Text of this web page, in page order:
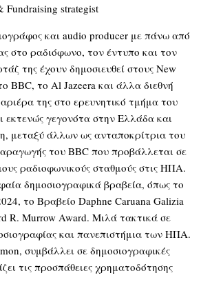
Fundraising strategist
και audio producer με πάνω από
στο ραδιόφωνο, τον έντυπο και τον
της έχουν δημοσιευθεί στους New
BBC, το Al Jazeera και άλλα διεθνή
της στο ερευνητικό τμήμα του
εκτενώς γεγονότα στην Ελλάδα και
μεταξύ άλλων ως ανταποκρίτρια του
του BBC που προβάλλεται σε
ραδιοφωνικούς σταθμούς στις ΗΠΑ.
δημοσιογραφικά βραβεία, όπως το
το Βραβείο Daphne Caruana Galizia
R. Murrow Award. Μιλά τακτικά σε
και πανεπιστήμια των ΗΠΑ.
συμβάλλει σε δημοσιογραφικές
τις προσπάθειες χρηματοδότησης